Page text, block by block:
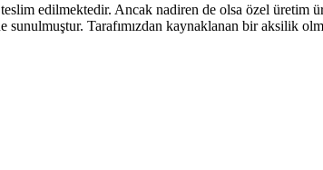
edilmektedir. Ancak nadiren de olsa özel üretim
Tarafımızdan kaynaklanan bir aksilik